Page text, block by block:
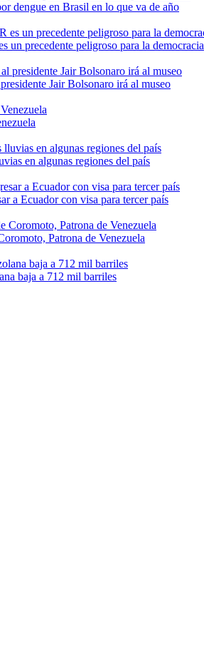
dengue en Brasil en lo que va de año
un precedente peligroso para la democracia
Jair Bolsonaro irá al museo
en algunas regiones del país
a Ecuador con visa para tercer país
Patrona de Venezuela
baja a 712 mil barriles